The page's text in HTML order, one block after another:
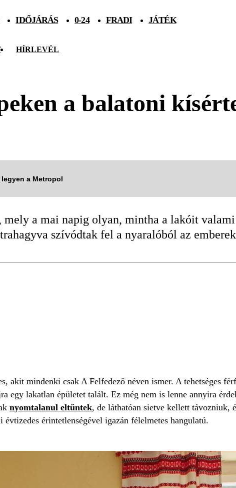
IDŐJÁRÁS 0-24 FRADI JÁTÉK
HÍRLEVÉL
a balatoni
a Metropol
a mai napig olyan, mintha a lakóit
szívódtak fel a nyaralóból az
akit mindenki csak A Felfedező néven ismer. A tehetséges
egy lakatlan épületet talált. Ez még nem is lenne annyira
nyomtalanul eltűntek, de láthatóan sietve kellett távozniuk,
érintetlenségével igazán félelmetes hangulatú.